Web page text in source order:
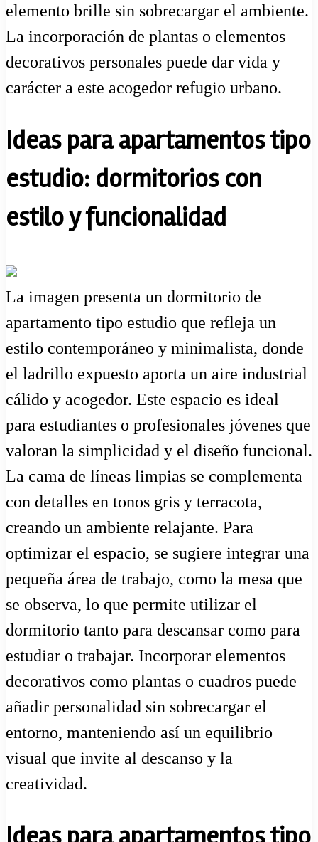
elemento brille sin sobrecargar el ambiente.
La incorporación de plantas o elementos
decorativos personales puede dar vida y
carácter a este acogedor refugio urbano.
Ideas para apartamentos tipo
estudio: dormitorios con
estilo y funcionalidad
La imagen presenta un dormitorio de
apartamento tipo estudio que refleja un
estilo contemporáneo y minimalista, donde
el ladrillo expuesto aporta un aire industrial
cálido y acogedor. Este espacio es ideal
para estudiantes o profesionales jóvenes que
valoran la simplicidad y el diseño funcional.
La cama de líneas limpias se complementa
con detalles en tonos gris y terracota,
creando un ambiente relajante. Para
optimizar el espacio, se sugiere integrar una
pequeña área de trabajo, como la mesa que
se observa, lo que permite utilizar el
dormitorio tanto para descansar como para
estudiar o trabajar. Incorporar elementos
decorativos como plantas o cuadros puede
añadir personalidad sin sobrecargar el
entorno, manteniendo así un equilibrio
visual que invite al descanso y la
creatividad.